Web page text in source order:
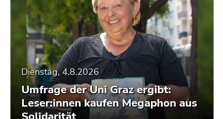
Dienstag, 4.8.2026
Umfrage der Uni Graz ergibt:
Leser:innen kaufen Megaphon aus